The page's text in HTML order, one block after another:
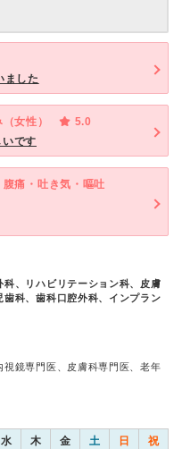
ました
女性）
5.0
です
腹痛・吐き気・嘔吐
、リハビリテーション科、皮膚
科、歯科口腔外科、インプラン
鏡専門医、皮膚科専門医、老年
水 木 金 土 日 祝